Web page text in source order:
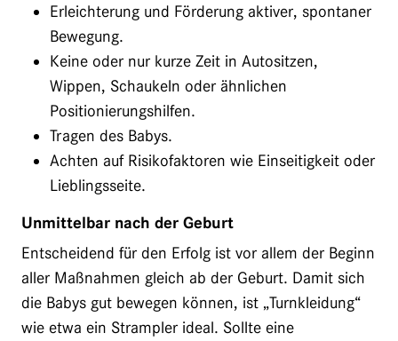
Erleichterung und Förderung aktiver, spontaner
Bewegung.
Keine oder nur kurze Zeit in Autositzen,
Wippen, Schaukeln oder ähnlichen
Positionierungshilfen.
Tragen des Babys.
Achten auf Risikofaktoren wie Einseitigkeit oder
Lieblingsseite.
Unmittelbar nach der Geburt
Entscheidend für den Erfolg ist vor allem der Beginn
aller Maßnahmen gleich ab der Geburt. Damit sich
die Babys gut bewegen können, ist „Turnkleidung“
wie etwa ein Strampler ideal. Sollte eine